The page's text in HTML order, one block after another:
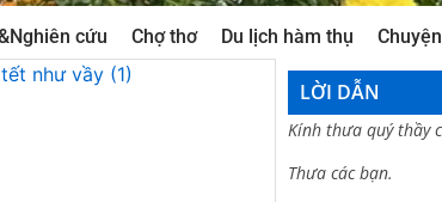
cứu Chợ thơ Du lịch hàm thụ
LỜI DẪN
Kính thưa quý thầy
Thưa các bạn.